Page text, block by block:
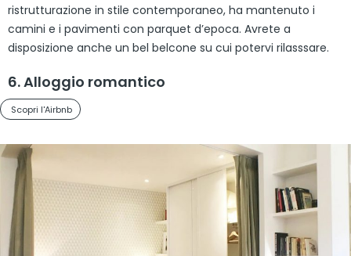
ristrutturazione in stile contemporaneo, ha mantenuto i
camini e i pavimenti con parquet d’epoca. Avrete a
disposizione anche un bel belcone su cui potervi rilasssare.
6. Alloggio romantico
Scopri l'Airbnb